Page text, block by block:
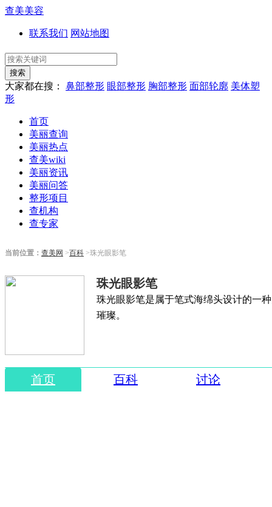
查美美容
联系我们 网站地图
搜索
大家都在搜： 鼻部整形 眼部整形 胸部整形 面部轮廓 美体塑
形
首页
美丽查询
美丽热点
查美wiki
美丽资讯
美丽问答
整形项目
查机构
查专家
当前位置： 查美网 >百科 >珠光眼影笔
珠光眼影笔
珠光眼影笔是属于笔式海绵头设计的一
璀璨。
首页 百科 讨论